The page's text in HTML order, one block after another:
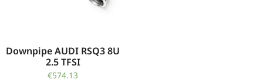
Downpipe AUDI RSQ3 8U
2.5 TFSI
€574.13